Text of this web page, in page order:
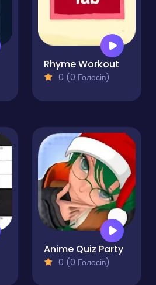
Rhyme Workout
0 (0 Голосів)
Anime Quiz Party
0 (0 Голосів)